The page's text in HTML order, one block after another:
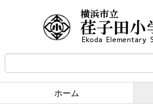
ホーム